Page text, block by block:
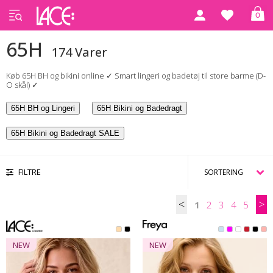
0
Forside 65H
65H 174 Varer
Køb 65H BH og bikini online ✓ Smart lingeri og badetøj til store barme (D-
O skål) ✓
65H BH og Lingeri 65H Bikini og Badedragt
65H Bikini og Badedragt SALE
FILTRE
< 1 2 3 4 5 >
NEW NEW